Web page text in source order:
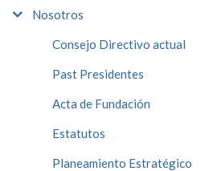
Nosotros
Consejo Directivo actual
Past Presidentes
Acta de Fundación
Estatutos
Planeamiento Estratégico